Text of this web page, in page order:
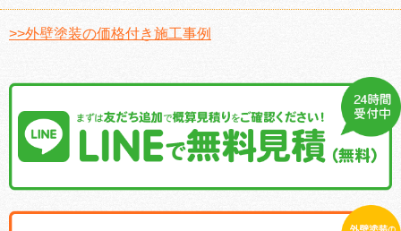
>>外壁塗装の価格付き施工事例